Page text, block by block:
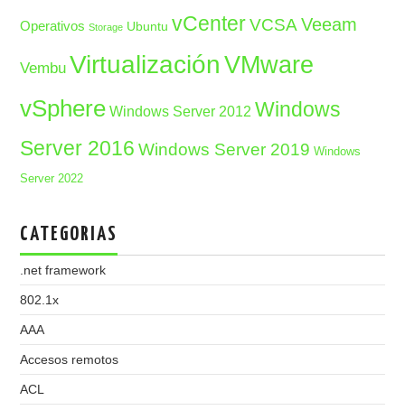
Operativos Storage Ubuntu vCenter VCSA Veeam
Vembu Virtualización VMware
vSphere Windows Server 2012 Windows
Server 2016 Windows Server 2019 Windows
Server 2022
CATEGORIAS
.net framework
802.1x
AAA
Accesos remotos
ACL